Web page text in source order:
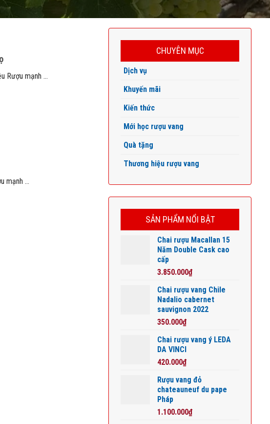
Rượu mạnh ...
mạnh ...
CHUYÊN MỤC
Dịch vụ
Khuyến mãi
Kiến thức
Mới học rượu vang
Quà tặng
Thương hiệu rượu vang
SẢN PHẨM NỔI BẬT
Chai rượu Macallan 15
Năm Double Cask cao
cấp
3.850.000₫
Chai rượu vang Chile
Nadalio cabernet
sauvignon 2022
350.000₫
Chai rượu vang ý LEDA
DA VINCI
420.000₫
Rượu vang đỏ
chateauneuf du pape
Pháp
1.100.000₫